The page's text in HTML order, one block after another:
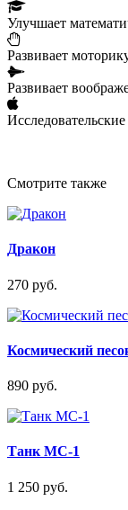
Улучшает
Развивает
Развивает
Смотрите также
Дракон
270 руб.
Космический
890 руб.
Танк MC-1
1 250 руб.